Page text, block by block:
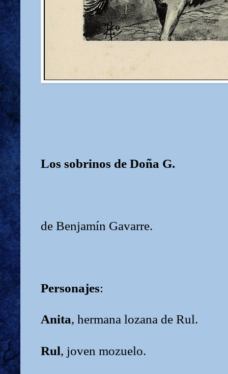
Los sobrinos de Doña G.
de Benjamín Gavarre.
Personajes:
Anita, hermana lozana de Rul.
Rul, joven mozuelo.